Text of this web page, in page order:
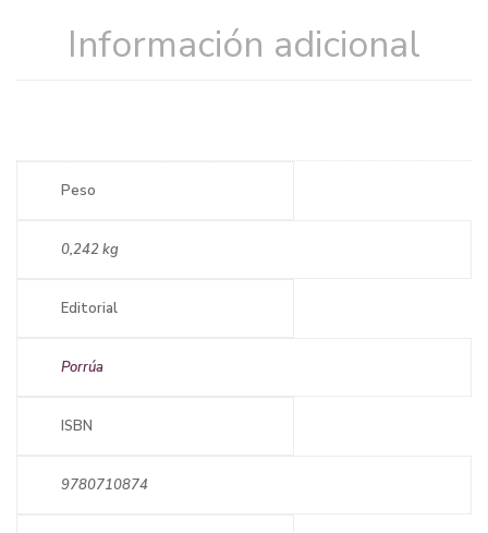
Información adicional
Peso
0,242 kg
Editorial
Porrúa
ISBN
9780710874